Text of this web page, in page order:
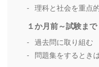
理科と社会を重点
１か月前～試験まで
過去問に取り組む
問題集をするとき